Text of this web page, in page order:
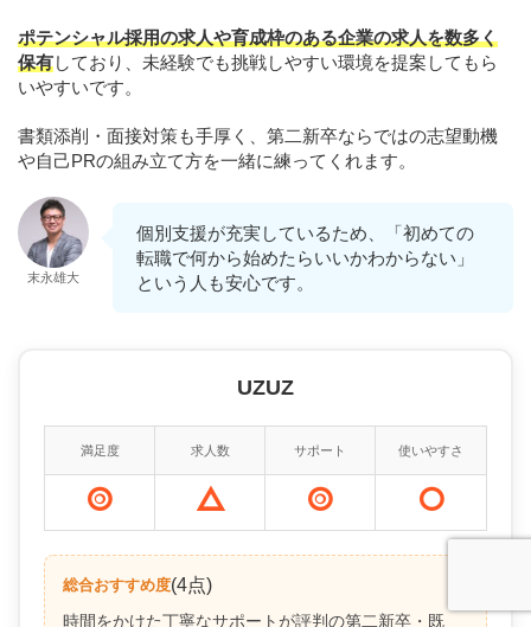
ポテンシャル採用の求人や育成枠のある企業の求人を数多く
保有しており、未経験でも挑戦しやすい環境を提案してもら
いやすいです。
書類添削・面接対策も手厚く、第二新卒ならではの志望動機
や自己PRの組み立て方を一緒に練ってくれます。
末永雄大
個別支援が充実しているため、「初めての
転職で何から始めたらいいかわからない」
という人も安心です。
UZUZ
満足度 求人数 サポート 使いやすさ
総合おすすめ度(4点)
時間をかけた丁寧なサポートが評判の第二新卒・既